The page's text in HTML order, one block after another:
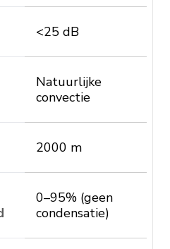
<25 dB
Natuurlijke
convectie
2000 m
0–95% (geen
condensatie)